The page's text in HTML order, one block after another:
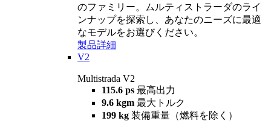
のファミリー。ムルティストラーダのライ
ンナップを探索し、あなたのニーズに最適
なモデルをお選びください。
製品詳細
V2
Multistrada V2
115.6 ps 最高出力
9.6 kgm 最大トルク
199 kg 装備重量（燃料を除く）